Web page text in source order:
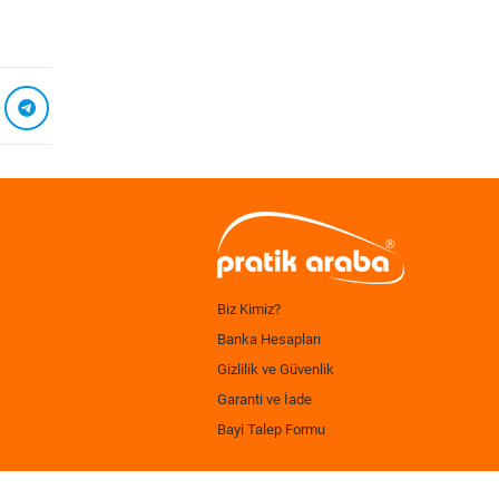
Biz Kimiz?
Banka Hesapları
Gizlilik ve Güvenlik
Garanti ve İade
Bayi Talep Formu